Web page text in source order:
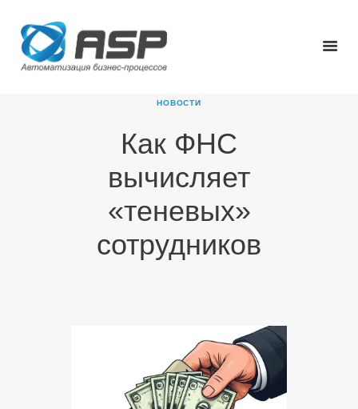
НОВОСТИ
Как ФНС
вычисляет
«теневых»
сотрудников
ГЛАВНАЯ
О КОМПАНИИ
НОВОСТИ
КАРЬЕРА